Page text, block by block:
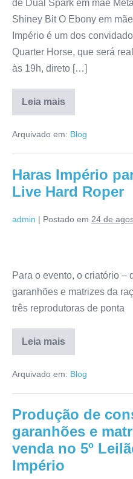
de Dual Spark em mãe
Shiney Bit O Ebony em
Império é um dos
Quarter Horse, que será
às 19h, direto […]
Leia mais
Arquivado em: Blog
Haras Império
Live Hard Roper
admin | Postado em 24 de
Para o evento, o criatório –
garanhões e matrizes da
três reprodutoras de ponta
Leia mais
Arquivado em: Blog
Produção de
garanhões e
venda no 5º
Império